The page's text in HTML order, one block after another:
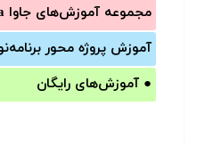
مجموعه آموزش‌های جاوا Java
آموزش‌ پروژه محور
● آموزش‌های رایگان